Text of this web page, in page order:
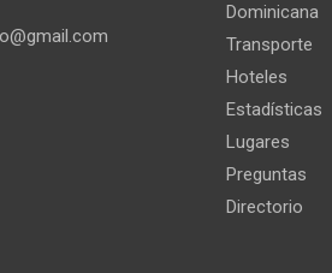
Dominicana
Transporte
Hoteles
Estadísticas
Lugares
Preguntas
Directorio